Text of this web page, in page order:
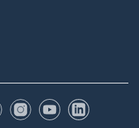
FacebookInstagram
YouTubeLinkedIn